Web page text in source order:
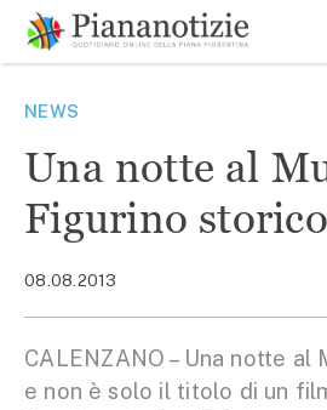
contenuto
SEARCH
NEWS
Una notte al
Figurino storico
08.08.2013
CALENZANO – Una notte al
e non è solo il titolo di un